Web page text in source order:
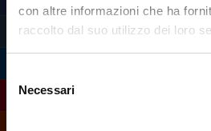
con altre informazioni che ha
raccolto dal suo utilizzo dei loro
delNecessari